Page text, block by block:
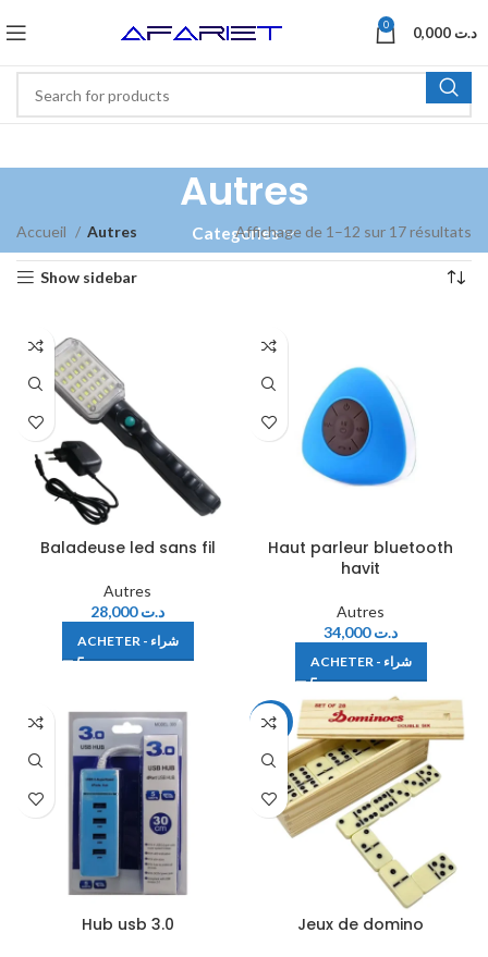
0 د.ت
Autres
Categories
Accueil Autres Affichage de 1–12 sur 17 résultats
Show sidebar
Baladeuse led sans fil
Autres
د.ت28,000
ACHETER - شراء
Haut parleur bluetooth
havit
Autres
د.ت34,000
ACHETER - شراء
Hub usb 3.0
-28%
Jeux de domino